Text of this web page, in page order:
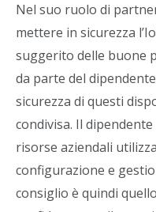
Nel suo ruolo di
mettere in sicurezza
suggerito delle buone
da parte del
sicurezza di questi
condivisa. Il
risorse aziendali
configurazione e
consiglio è quindi